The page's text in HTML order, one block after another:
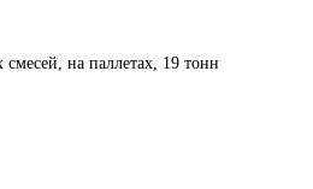
смесей, на паллетах, 19 тонн